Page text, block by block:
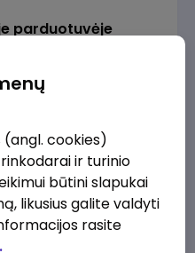
parduotuvėje
kelias)
(angl. cookies)
ir turinio
būtini slapukai
likusius galite valdyti
rasite